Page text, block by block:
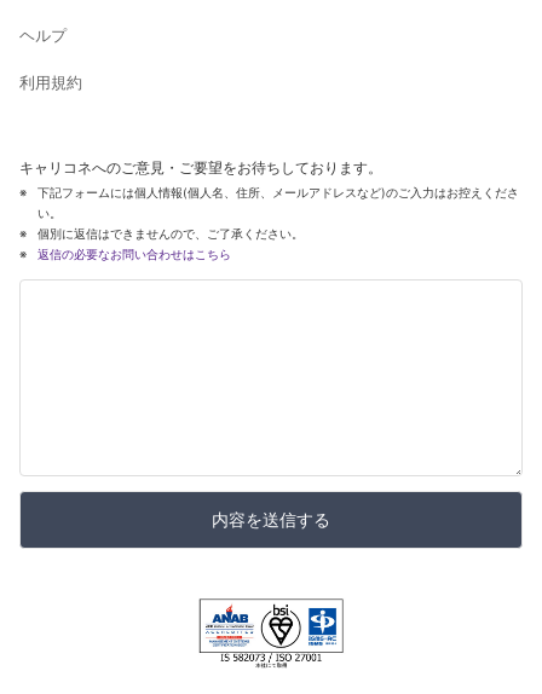
ヘルプ
利用規約
キャリコネへのご意見・ご要望をお待ちしております。
下記フォームには個人情報(個人名、住所、メールアドレスなど)のご入力はお控えくださ
い。
個別に返信はできませんので、ご了承ください。
返信の必要なお問い合わせはこちら
内容を送信する